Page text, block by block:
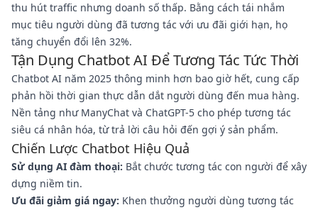
thu hút traffic nhưng doanh số thấp. Bằng cách tái nhắm
mục tiêu người dùng đã tương tác với ưu đãi giới hạn, họ
tăng chuyển đổi lên 32%.
Tận Dụng Chatbot AI Để Tương Tác Tức Thời
Chatbot AI năm 2025 thông minh hơn bao giờ hết, cung cấp
phản hồi thời gian thực dẫn dắt người dùng đến mua hàng.
Nền tảng như ManyChat và ChatGPT-5 cho phép tương tác
siêu cá nhân hóa, từ trả lời câu hỏi đến gợi ý sản phẩm.
Chiến Lược Chatbot Hiệu Quả
Sử dụng AI đàm thoại: Bắt chước tương tác con người để xây
dựng niềm tin.
Ưu đãi giảm giá ngay: Khen thưởng người dùng tương tác